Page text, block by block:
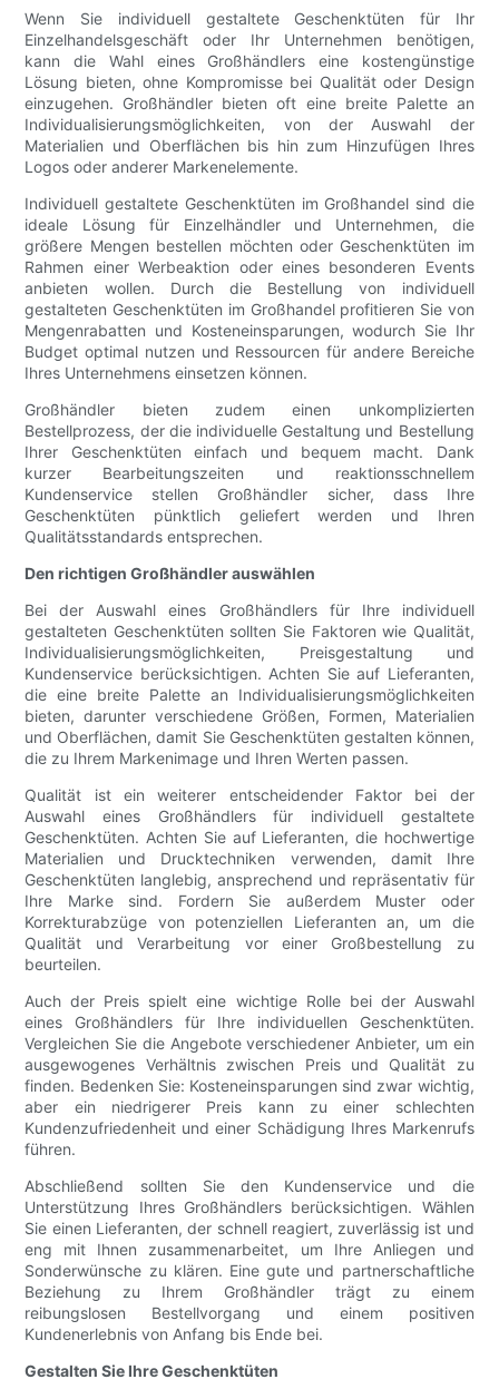
Wenn Sie individuell gestaltete Geschenktüten für Ihr
Einzelhandelsgeschäft oder Ihr Unternehmen benötigen,
kann die Wahl eines Großhändlers eine kostengünstige
Lösung bieten, ohne Kompromisse bei Qualität oder Design
einzugehen. Großhändler bieten oft eine breite Palette an
Individualisierungsmöglichkeiten, von der Auswahl der
Materialien und Oberflächen bis hin zum Hinzufügen Ihres
Logos oder anderer Markenelemente.
Individuell gestaltete Geschenktüten im Großhandel sind die
ideale Lösung für Einzelhändler und Unternehmen, die
größere Mengen bestellen möchten oder Geschenktüten im
Rahmen einer Werbeaktion oder eines besonderen Events
anbieten wollen. Durch die Bestellung von individuell
gestalteten Geschenktüten im Großhandel profitieren Sie von
Mengenrabatten und Kosteneinsparungen, wodurch Sie Ihr
Budget optimal nutzen und Ressourcen für andere Bereiche
Ihres Unternehmens einsetzen können.
Großhändler bieten zudem einen unkomplizierten
Bestellprozess, der die individuelle Gestaltung und Bestellung
Ihrer Geschenktüten einfach und bequem macht. Dank
kurzer Bearbeitungszeiten und reaktionsschnellem
Kundenservice stellen Großhändler sicher, dass Ihre
Geschenktüten pünktlich geliefert werden und Ihren
Qualitätsstandards entsprechen.
Den richtigen Großhändler auswählen
Bei der Auswahl eines Großhändlers für Ihre individuell
gestalteten Geschenktüten sollten Sie Faktoren wie Qualität,
Individualisierungsmöglichkeiten, Preisgestaltung und
Kundenservice berücksichtigen. Achten Sie auf Lieferanten,
die eine breite Palette an Individualisierungsmöglichkeiten
bieten, darunter verschiedene Größen, Formen, Materialien
und Oberflächen, damit Sie Geschenktüten gestalten können,
die zu Ihrem Markenimage und Ihren Werten passen.
Qualität ist ein weiterer entscheidender Faktor bei der
Auswahl eines Großhändlers für individuell gestaltete
Geschenktüten. Achten Sie auf Lieferanten, die hochwertige
Materialien und Drucktechniken verwenden, damit Ihre
Geschenktüten langlebig, ansprechend und repräsentativ für
Ihre Marke sind. Fordern Sie außerdem Muster oder
Korrekturabzüge von potenziellen Lieferanten an, um die
Qualität und Verarbeitung vor einer Großbestellung zu
beurteilen.
Auch der Preis spielt eine wichtige Rolle bei der Auswahl
eines Großhändlers für Ihre individuellen Geschenktüten.
Vergleichen Sie die Angebote verschiedener Anbieter, um ein
ausgewogenes Verhältnis zwischen Preis und Qualität zu
finden. Bedenken Sie: Kosteneinsparungen sind zwar wichtig,
aber ein niedrigerer Preis kann zu einer schlechten
Kundenzufriedenheit und einer Schädigung Ihres Markenrufs
führen.
Abschließend sollten Sie den Kundenservice und die
Unterstützung Ihres Großhändlers berücksichtigen. Wählen
Sie einen Lieferanten, der schnell reagiert, zuverlässig ist und
eng mit Ihnen zusammenarbeitet, um Ihre Anliegen und
Sonderwünsche zu klären. Eine gute und partnerschaftliche
Beziehung zu Ihrem Großhändler trägt zu einem
reibungslosen Bestellvorgang und einem positiven
Kundenerlebnis von Anfang bis Ende bei.
Gestalten Sie Ihre Geschenktüten